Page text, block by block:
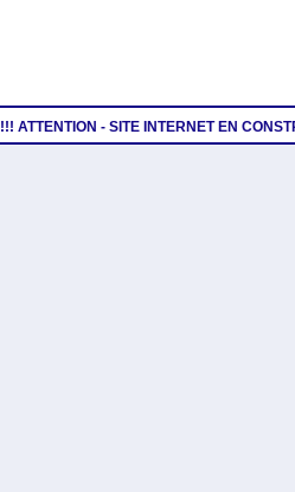
!!! ATTENTION - SITE INTERNET EN